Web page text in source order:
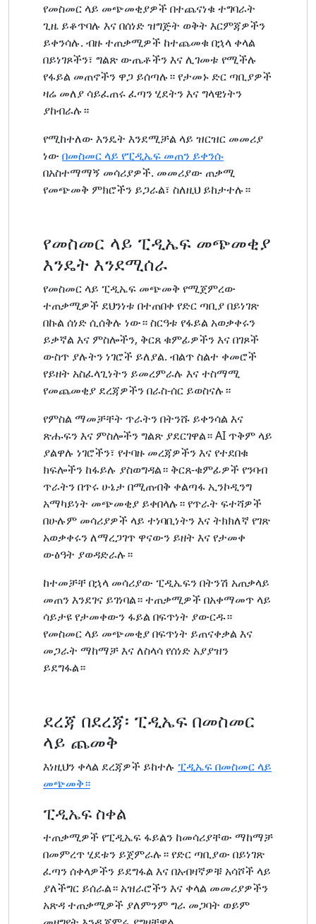
የመስመር ላይ መጭመቂያዎች በተጨናነቁ ተግባራት
ጊዜ ይቆጥባሉ እና በሰነድ ዝግጅት ወቅት እርምጃዎችን
ይቀንሳሉ. ብዙ ተጠቃሚዎች ከተጨመቁ በኋላ ቀላል
በይነገጾችን፣ ግልጽ ውጤቶችን እና ሊገመቱ የሚችሉ
የፋይል መጠኖችን ዋጋ ይሰጣሉ። የታመኑ ድር ጣቢያዎች
ዛሬ መለያ ሳይፈጠሩ ፈጣን ሂደትን እና ግላዊነትን
ያከብራሉ።
የሚከተለው እንዴት እንደሚቻል ላይ ዝርዝር መመሪያ
ነው በመስመር ላይ የፒዲኤፍ መጠን ይቀንሱ
በአስተማማኝ መሳሪያዎች. መመሪያው ጠቃሚ
የመጭመቅ ምክሮችን ይጋራል፣ ስለዚህ ይከታተሉ።
የመስመር ላይ ፒዲኤፍ መጭመቂያ
እንዴት እንደሚሰራ
የመስመር ላይ ፒዲኤፍ መጭመቅ የሚጀምረው
ተጠቃሚዎች ደህንነቱ በተጠበቀ የድር ጣቢያ በይነገጽ
በኩል ሰነድ ሲሰቅሉ ነው። ስርዓቱ የፋይል አወቃቀሩን
ይቃኛል እና ምስሎችን, ቅርጸ ቁምፊዎችን እና በገጾች
ውስጥ ያሉትን ነገሮች ይለያል. ብልጥ ስልተ ቀመሮች
የይዘት አስፈላጊነትን ይመረምራሉ እና ተስማሚ
የመጨመቂያ ደረጃዎችን በራስ-ሰር ይወስናሉ።
የምስል ማመቻቸት ጥራትን በትንሹ ይቀንሳል እና
ጽሑፍን እና ምስሎችን ግልጽ ያደርገዋል። AI ጥቅም ላይ
ያልዋሉ ነገሮችን፣ የተባዙ መረጃዎችን እና የተደበቁ
ክፍሎችን ከፋይሉ ያስወግዳል። ቅርጸ-ቁምፊዎች የንባብ
ጥራትን በጥሩ ሁኔታ በሚጠብቅ ቀልጣፋ ኢንኮዲንግ
አማካይነት መጭመቂያ ይቀበላሉ። የጥራት ፍተሻዎች
በሁሉም መሳሪያዎች ላይ ተነባቢነትን እና ትክክለኛ የገጽ
አወቃቀሩን ለማረጋገጥ ዋናውን ይዘት እና የታመቀ
ውፅዓት ያወዳድራሉ።
ከተመቻቸ በኋላ መሳሪያው ፒዲኤፍን በትንሽ አጠቃላይ
መጠን እንደገና ይገነባል። ተጠቃሚዎች በአቀማመጥ ላይ
ሳይታዩ የታመቀውን ፋይል በፍጥነት ያውርዱ።
የመስመር ላይ መጭመቂያ በፍጥነት ይጠናቀቃል እና
መጋራት ማከማቻ እና ለስላሳ የሰነድ አያያዝን
ይደግፋል።
ደረጃ በደረጃ፡ ፒዲኤፍ በመስመር
ላይ ጨመቅ
እነዚህን ቀላል ደረጃዎች ይከተሉ ፒዲኤፍ በመስመር ላይ
መጭመቅ።
ፒዲኤፍ ስቀል
ተጠቃሚዎች የፒዲኤፍ ፋይልን ከመሳሪያቸው ማከማቻ
በመምረጥ ሂደቱን ይጀምራሉ። የድር ጣቢያው በይነገጽ
ፈጣን ሰቀላዎችን ይደግፋል እና በአብዛኛዎቹ አሳሾች ላይ
ያለችግር ይሰራል። አዝራሮችን እና ቀላል መመሪያዎችን
አጽዳ ተጠቃሚዎች ያለምንም ግራ መጋባት ወይም